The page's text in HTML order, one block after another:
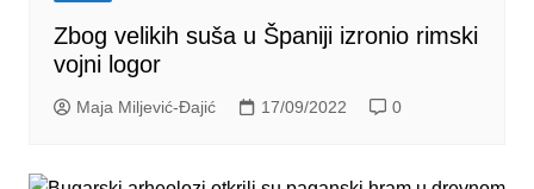
Zbog velikih suša u Španiji izronio rimski
vojni logor
Maja Miljević-Đajić 17/09/2022 0